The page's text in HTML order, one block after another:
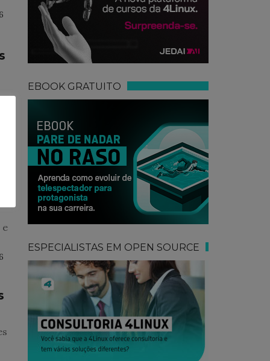
EBOOK GRATUITO
ESPECIALISTAS EM OPEN SOURCE